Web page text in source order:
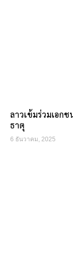
ลาวเข้มร่วมเอก
ธาตุ
6 ธันวาคม, 2025